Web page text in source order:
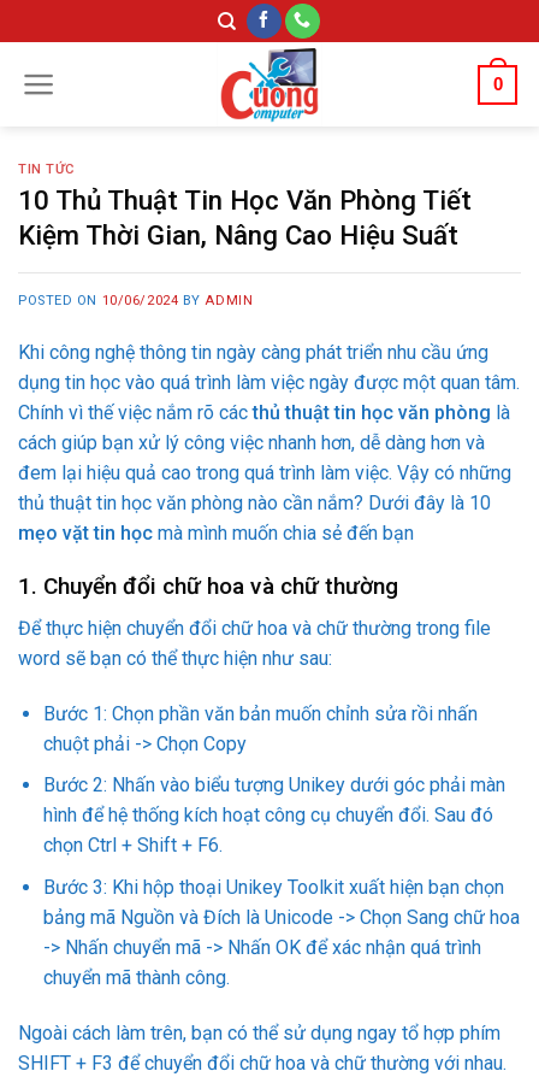
to
content
0
TIN TỨC
10 Thủ Thuật Tin Học Văn Phòng Tiết
Kiệm Thời Gian, Nâng Cao Hiệu Suất
POSTED ON 10/06/2024 BY ADMIN
Khi công nghệ thông tin ngày càng phát triển nhu cầu ứng
dụng tin học vào quá trình làm việc ngày được một quan tâm.
Chính vì thế việc nắm rõ cácthủ thuật tin học văn phòng là
cách giúp bạn xử lý công việc nhanh hơn, dễ dàng hơn và
đem lại hiệu quả cao trong quá trình làm việc. Vậy có những
thủ thuật tin học văn phòng nào cần nắm? Dưới đây là 10
mẹo vặt tin học mà mình muốn chia sẻ đến bạn
1. Chuyển đổi chữ hoa và chữ thường
Để thực hiện chuyển đổi chữ hoa và chữ thường trong file
word sẽ bạn có thể thực hiện như sau:
Bước 1: Chọn phần văn bản muốn chỉnh sửa rồi nhấn
chuột phải -> Chọn Copy
Bước 2: Nhấn vào biểu tượng Unikey dưới góc phải màn
hình để hệ thống kích hoạt công cụ chuyển đổi. Sau đó
chọn Ctrl + Shift + F6.
Bước 3: Khi hộp thoại Unikey Toolkit xuất hiện bạn chọn
bảng mã Nguồn và Đích là Unicode -> Chọn Sang chữ hoa
-> Nhấn chuyển mã -> Nhấn OK để xác nhận quá trình
chuyển mã thành công.
Ngoài cách làm trên, bạn có thể sử dụng ngay tổ hợp phím
SHIFT + F3 để chuyển đổi chữ hoa và chữ thường với nhau.